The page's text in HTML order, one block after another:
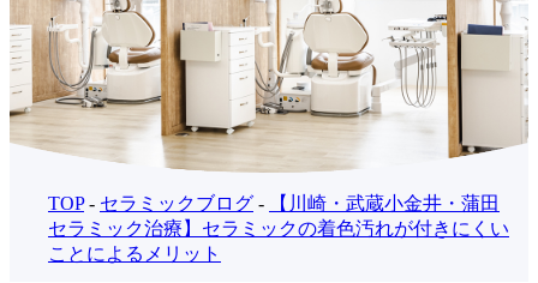
TOP- セラミックブログ -
【川崎・武蔵小金井・蒲田
セラミック治療】セラミックの着色汚れが付きにくい
ことによるメリット